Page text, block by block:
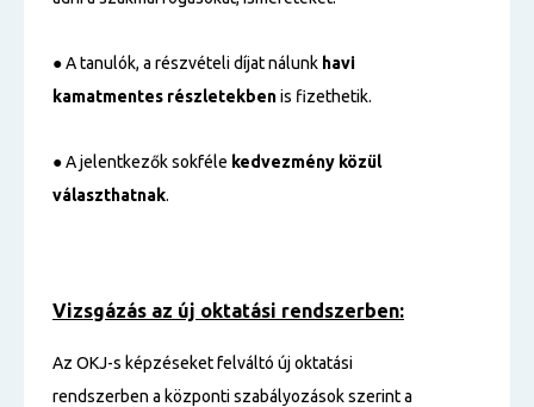
● A tanulók, a részvételi díjat nálunk havi
kamatmentes részletekbenis fizethetik.
● A jelentkezők sokféle kedvezmény közül
választhatnak.
Vizsgázás az új oktatási rendszerben:
Az OKJ-s képzéseket felváltó új oktatási
rendszerben a központi szabályozások szerint a